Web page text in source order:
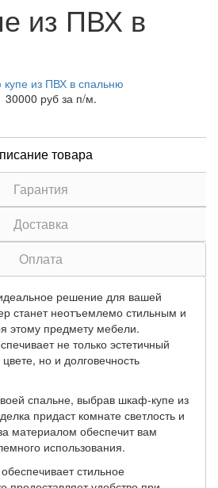
из ПВХ в
30000 руб за п/м.
товара
Гарантия
Доставка
Оплата
решение для вашей
станет неотъемлемо стильным и
этому предмету мебели.
не только эстетичный
но и долговечность
спальне, выбрав шкаф-купе из
придаст комнате светлость и
материалом обеспечит вам
использования.
стильное